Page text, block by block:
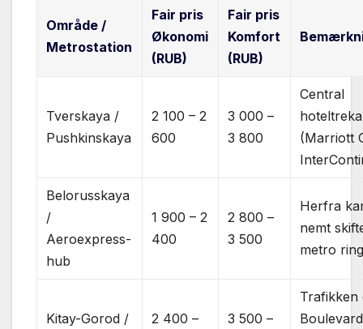
Område /
Metrostation
Fair pris
Økonomi
(RUB)
Fair pris
Komfort
(RUB)
Tverskaya /
Pushkinskaya
2 100 – 2
600
3 000 –
3 800
Central
(Marriott
Belorusskaya
/
Aeroexpress-
hub
1 900 – 2
400
2 800 –
3 500
Herfra
nemt
metro
Kitay-Gorod /
2 400 –
3 500 –
Trafikken